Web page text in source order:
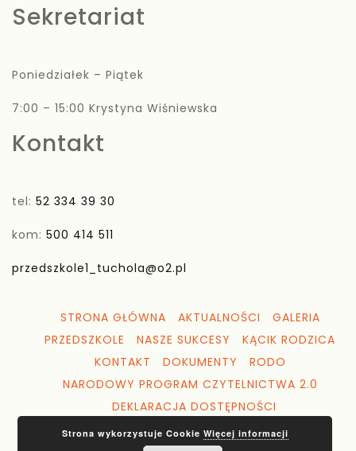
Sekretariat
Poniedziałek – Piątek
7:00 – 15:00 Krystyna Wiśniewska
Kontakt
tel: 52 334 39 30
kom: 500 414 511
przedszkole1_tuchola@o2.pl
STRONA GŁÓWNA AKTUALNOŚCI
GALERIA
PRZEDSZKOLE
NASZE SUKCESY
KĄCIK RODZICA
KONTAKT
DOKUMENTY
RODO
NARODOWY PROGRAM CZYTELNICTWA 2.0
DEKLARACJA DOSTĘPNOŚCI
Strona wykorzystuje Cookie Więcej informacji